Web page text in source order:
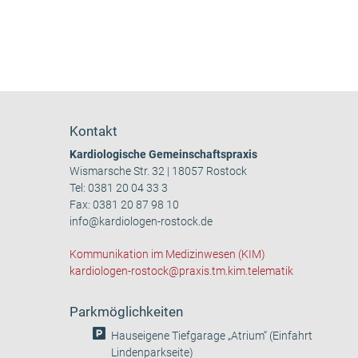
Kontakt
Kardiologische Gemeinschaftspraxis
Wismarsche Str. 32 | 18057 Rostock
Tel:0381 20 04 33 3
Fax: 0381 20 87 98 10
info@kardiologen-rostock.de
Kommunikation im Medizinwesen (KIM)
kardiologen-rostock@praxis.tm.kim.telematik
Parkmöglichkeiten
Hauseigene Tiefgarage „Atrium“ (Einfahrt
Lindenparkseite)